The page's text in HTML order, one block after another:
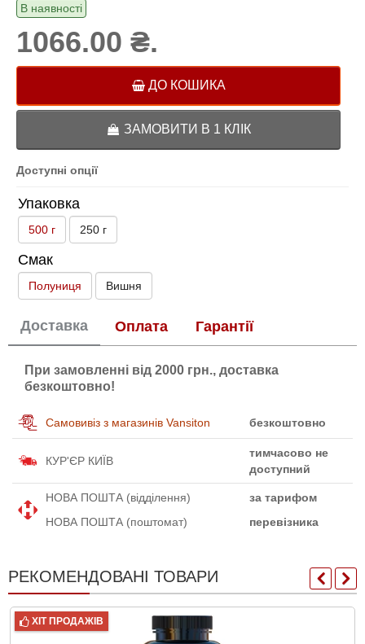
В наявності
1066.00 ₴.
ДО КОШИКА
ЗАМОВИТИ В 1 КЛІК
Доступні опції
Упаковка
500 г 250 г
Смак
Полуниця Вишня
Доставка Оплата Гарантії
При замовленні від 2000 грн., доставка
безкоштовно!
Самовивіз з магазинів Vansiton безкоштовно
КУР'ЄР КИЇВ
тимчасово не
доступний
НОВА ПОШТА (відділення)
за тарифом
НОВА ПОШТА (поштомат)
перевізника
РЕКОМЕНДОВАНІ ТОВАРИ
ХІТ ПРОДАЖІВ